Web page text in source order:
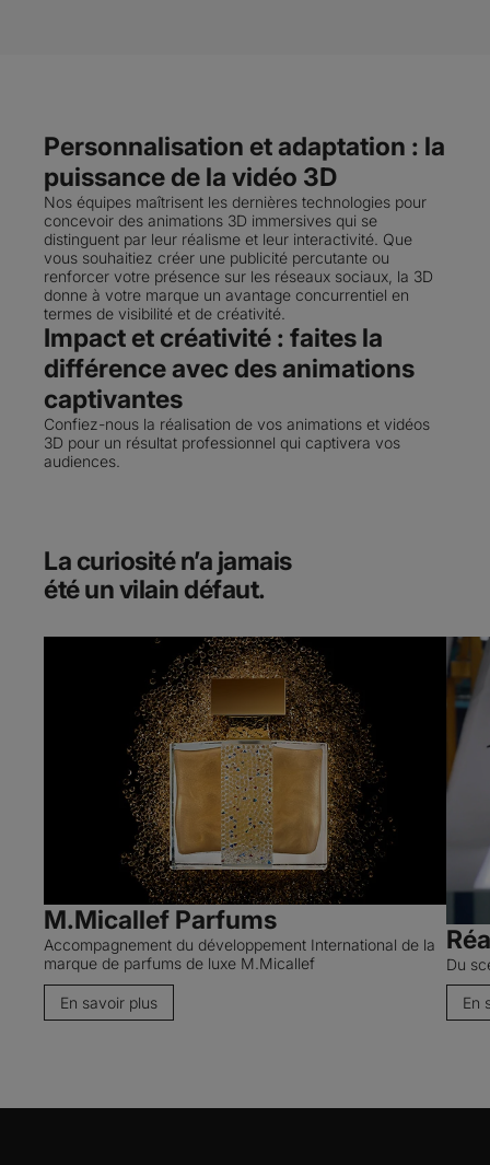
Personnalisation et adaptation : la
puissance de la vidéo 3D
Nos équipes maîtrisent les dernières technologies pour
concevoir des animations 3D immersives qui se
distinguent par leur réalisme et leur interactivité. Que
vous souhaitiez créer une publicité percutante ou
renforcer votre présence sur les réseaux sociaux, la 3D
donne à votre marque un avantage concurrentiel en
termes de visibilité et de créativité.
Impact et créativité : faites la
différence avec des animations
captivantes
Confiez-nous la réalisation de vos animations et vidéos
3D pour un résultat professionnel qui captivera vos
audiences.
La curiosité n’a jamais
été un vilain défaut.
M.Micallef Parfums
Accompagnement du développement International de la
marque de parfums de luxe M.Micallef
En savoir plus
Du
En